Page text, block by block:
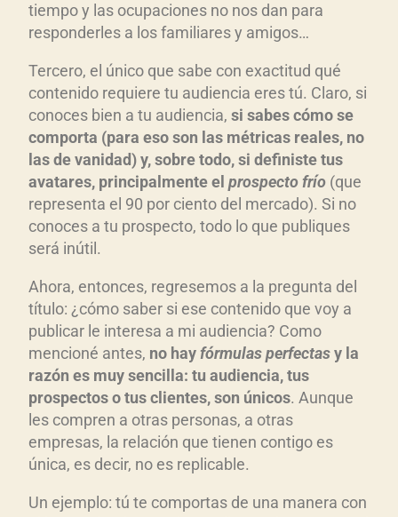
tiempo y las ocupaciones no nos dan para
responderles a los familiares y amigos…
Tercero, el único que sabe con exactitud qué
contenido requiere tu audiencia eres tú. Claro, si
conoces bien a tu audiencia, si sabes cómo se
comporta (para eso son las métricas reales, no
las de vanidad) y, sobre todo, si definiste tus
avatares, principalmente el prospecto frío (que
representa el 90 por ciento del mercado). Si no
conoces a tu prospecto, todo lo que publiques
será inútil.
Ahora, entonces, regresemos a la pregunta del
título: ¿cómo saber si ese contenido que voy a
publicar le interesa a mi audiencia? Como
mencioné antes, no hayfórmulas perfectasy la
razón es muy sencilla: tu audiencia, tus
prospectos o tus clientes, son únicos. Aunque
les compren a otras personas, a otras
empresas, la relación que tienen contigo es
única, es decir, no es replicable.
Un ejemplo: tú te comportas de una manera con